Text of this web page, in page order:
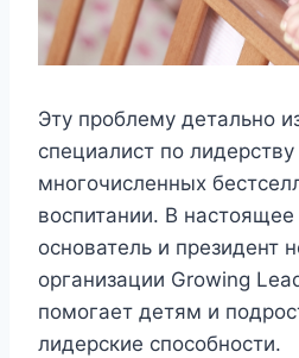
Эту проблему детально
специалист по
многочисленных
воспитании. В
основатель и президент
организации Growing
помогает детям и
лидерские способности.